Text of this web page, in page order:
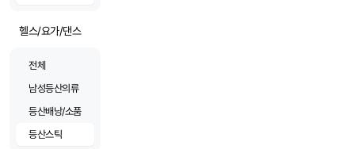
헬스/요가/댄스
전체
남성등산의류
등산배낭/소품
등산스틱